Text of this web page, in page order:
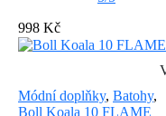
998 Kč
Módní doplňky, Batohy,
Boll Koala 10 FLAME